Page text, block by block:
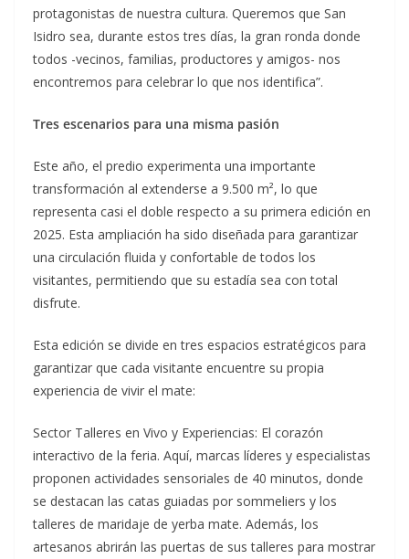
protagonistas de nuestra cultura. Queremos que San
Isidro sea, durante estos tres días, la gran ronda donde
todos -vecinos, familias, productores y amigos- nos
encontremos para celebrar lo que nos identifica”.
Tres escenarios para una misma pasión
Este año, el predio experimenta una importante
transformación al extenderse a 9.500 m², lo que
representa casi el doble respecto a su primera edición en
2025. Esta ampliación ha sido diseñada para garantizar
una circulación fluida y confortable de todos los
visitantes, permitiendo que su estadía sea con total
disfrute.
Esta edición se divide en tres espacios estratégicos para
garantizar que cada visitante encuentre su propia
experiencia de vivir el mate:
Sector Talleres en Vivo y Experiencias: El corazón
interactivo de la feria. Aquí, marcas líderes y especialistas
proponen actividades sensoriales de 40 minutos, donde
se destacan las catas guiadas por sommeliers y los
talleres de maridaje de yerba mate. Además, los
artesanos abrirán las puertas de sus talleres para mostrar